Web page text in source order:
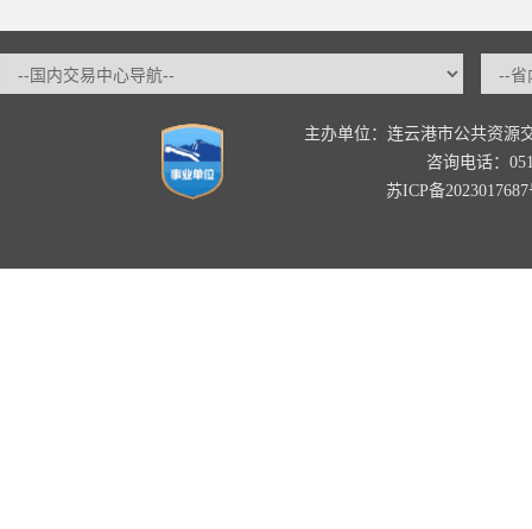
主办单位：连云港市公共资源
咨询电话：
苏ICP备